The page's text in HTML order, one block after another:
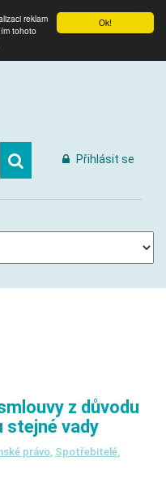
Ok!
reklam
tohoto
Přihlásit se
z důvodu
stejné vady
právo, Spotřebitelé,